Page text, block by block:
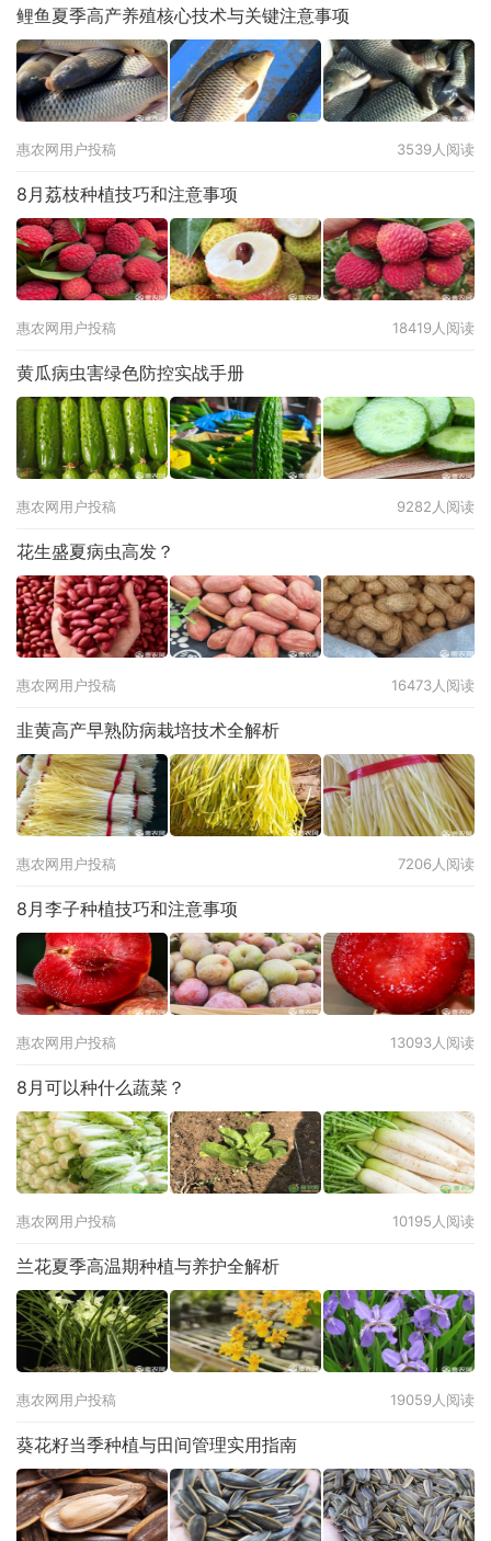
鲤鱼夏季高产养殖核心技术与关键注意事项
惠农网用户投稿 3539人阅读
8月荔枝种植技巧和注意事项
惠农网用户投稿 18419人阅读
黄瓜病虫害绿色防控实战手册
惠农网用户投稿 9282人阅读
花生盛夏病虫高发？
惠农网用户投稿 16473人阅读
韭黄高产早熟防病栽培技术全解析
惠农网用户投稿 7206人阅读
8月李子种植技巧和注意事项
惠农网用户投稿 13093人阅读
8月可以种什么蔬菜？
惠农网用户投稿 10195人阅读
兰花夏季高温期种植与养护全解析
惠农网用户投稿 19059人阅读
葵花籽当季种植与田间管理实用指南